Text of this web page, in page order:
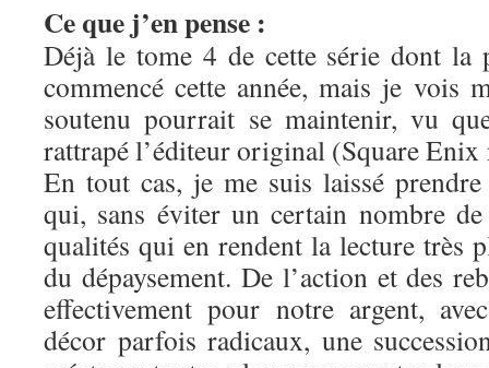
Ce que j’en pense :
Déjà le tome 4 de cette série dont la
commencé cette année, mais je vois
soutenu pourrait se maintenir, vu
rattrapé l’éditeur original (Square Enix
En tout cas, je me suis laissé
qui, sans éviter un certain nombre
qualités qui en rendent la lecture très
du dépaysement. De l’action et des
effectivement pour notre argent,
décor parfois radicaux, une